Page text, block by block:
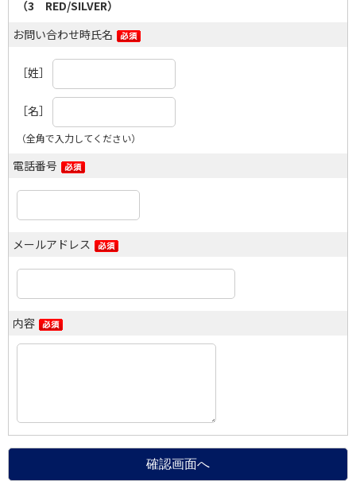
（3 RED/SILVER）
お問い合わせ時氏名
［姓］
［名］
（全角で入力してください）
電話番号
メールアドレス
内容